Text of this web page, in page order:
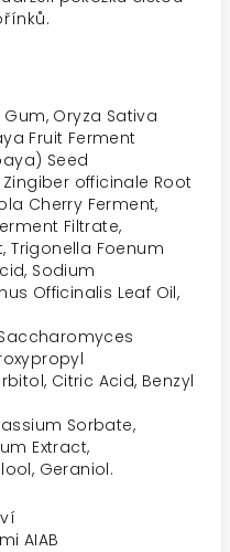
Oryza Sativa
Fruit Ferment
Seed
officinale Root
Cherry Ferment,
Filtrate,
Trigonella Foenum
Sodium
Officinalis Leaf Oil,
Citric Acid, Benzyl
Sorbate,
Extract,
Geraniol.
AIAB